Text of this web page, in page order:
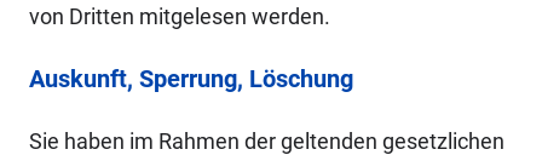
von Dritten mitgelesen werden.
Auskunft, Sperrung, Löschung
Sie haben im Rahmen der geltenden gesetzlichen